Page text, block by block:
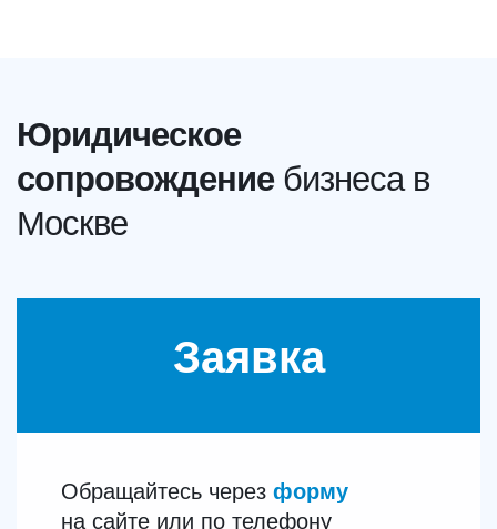
Юридическое
сопровождениебизнеса в
Москве
Заявка
Обращайтесь через форму
на сайте или по телефону